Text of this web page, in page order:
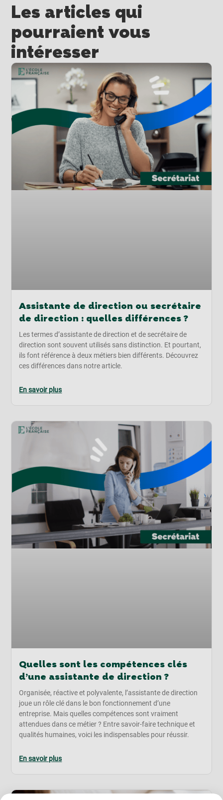
Les articles qui
pourraient vous
intéresser
Assistante de direction ou secrétaire
de direction : quelles différences ?
Les termes d’assistante de direction et de secrétaire de
direction sont souvent utilisés sans distinction. Et pourtant,
ils font référence à deux métiers bien différents. Découvrez
ces différences dans notre article.
En savoir plus
Quelles sont les compétences clés
d’une assistante de direction ?
Organisée, réactive et polyvalente, l’assistante de direction
joue un rôle clé dans le bon fonctionnement d’une
entreprise. Mais quelles compétences sont vraiment
attendues dans ce métier ? Entre savoir-faire technique et
qualités humaines, voici les indispensables pour réussir.
En savoir plus